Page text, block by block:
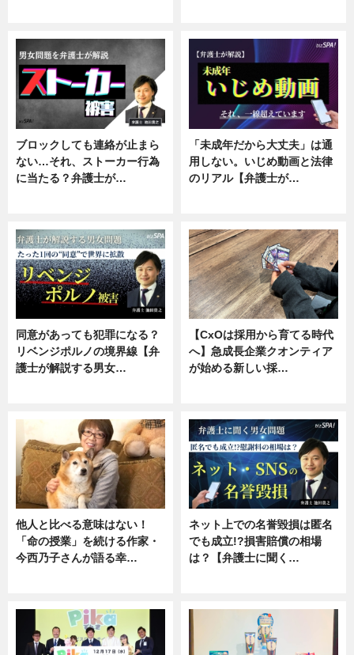
ブロックしても連絡が止まら
ない…それ、ストーカー行為
に当たる？弁護士が…
「未成年だから大丈夫」は通
用しない。いじめ動画と法律
のリアル【弁護士が…
同意があっても犯罪になる？
リベンジポルノの境界線【弁
護士が解説する男女…
【CxOは採用から育てる時代
へ】急成長企業クオンティア
が始める新しい採…
他人と比べる意味はない！
「命の授業」を続ける作家・
今西乃子さんが語る幸…
ネット上での名誉毀損は匿名
でも成立!?損害賠償の相場
は？【弁護士に聞く…